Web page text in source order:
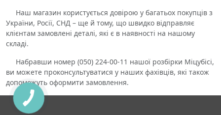
Наш магазин користується довірою у багатьох покупців з
України, Росії, СНД – ще й тому, що швидко відправляє
клієнтам замовлені деталі, які є в наявності на нашому
складі.
Набравши номер (050) 224-00-11 нашої розбірки Міцубісі,
ви можете проконсультуватися у наших фахівців, які також
допоможуть оформити замовлення.